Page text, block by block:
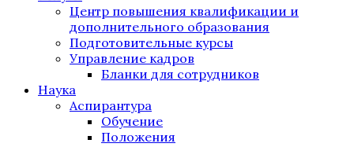
Центр повышения квалификации и
дополнительного образования
Подготовительные курсы
Управление кадров
Бланки для сотрудников
Наука
Аспирантура
Обучение
Положения